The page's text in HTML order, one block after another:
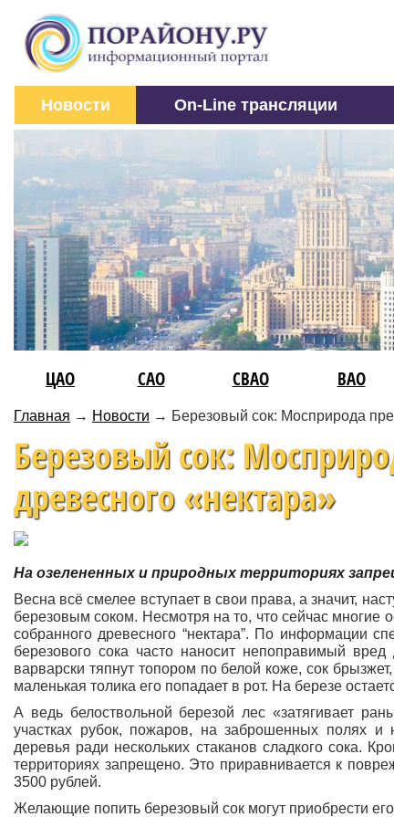
Новости On-Line трансляции
ЦАО САО СВАО ВАО
Главная → Новости → Березовый сок: Мосприрода
Березовый сок:
древесного «нектара»
На озелененных и природных территориях
Весна всё смелее вступает в свои права, а значит,
березовым соком. Несмотря на то, что сейчас
собранного древесного “нектара”. По информации
березового сока часто наносит непоправимый
варварски тяпнут топором по белой коже, сок
маленькая толика его попадает в рот. На березе
А ведь белоствольной березой лес «затягивает
участках рубок, пожаров, на заброшенных полях и
деревья ради нескольких стаканов сладкого сока.
территориях запрещено. Это приравнивается к
3500 рублей.
Желающие попить березовый сок могут приобрести